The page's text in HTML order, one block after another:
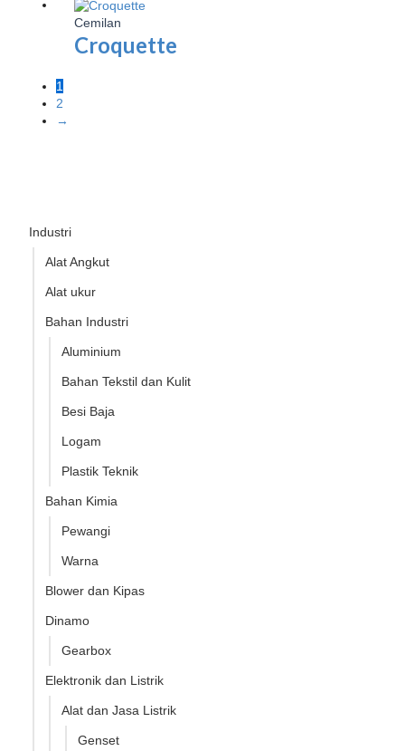
Industri
Alat Angkut
Alat ukur
Bahan Industri
Aluminium
Bahan Tekstil dan Kulit
Besi Baja
Logam
Plastik Teknik
Bahan Kimia
Pewangi
Warna
Blower dan Kipas
Dinamo
Gearbox
Elektronik dan Listrik
Alat dan Jasa Listrik
Genset
Cemilan
Croquette
1
2
→